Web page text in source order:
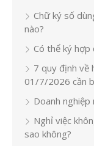
Chữ ký số
nào?
Có thể ký
7 quy định về
01/7/2026 cần
Doanh nghiệp
Nghỉ việc
sao không?